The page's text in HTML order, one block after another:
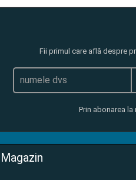
Fii primul care află despre
Prin abonarea
Magazin